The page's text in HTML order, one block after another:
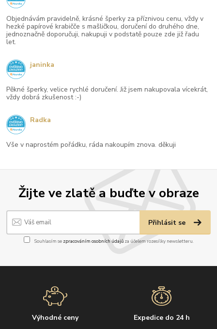
Žijte ve zlatě a buďte v obraze
Přihlásit se
Souhlasím se zpracováním osobních údajůza účelem rozesílky newsletteru.
Výhodné ceny Expedice do 24 h
Objednávám pravidelně, krásné šperky za příznivou cenu, vždy v
hezké papírové krabičče s mašličkou, doručení do druhého dne,
jednoznačně doporučuji, nakupuji v podstatě pouze zde již řadu
let.
Pěkné šperky, velice rychlé doručení. Již jsem nakupovala vícekrát,
vždy dobrá zkušenost :-)
janinka
Vše v naprostém pořádku, ráda nakoupím znova. děkuji
Radka